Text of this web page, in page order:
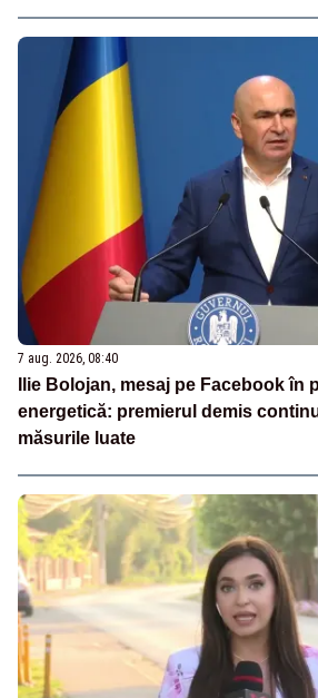
7 aug. 2026, 08:40
Ilie Bolojan, mesaj pe Facebook în
energetică: premierul demis
măsurile luate